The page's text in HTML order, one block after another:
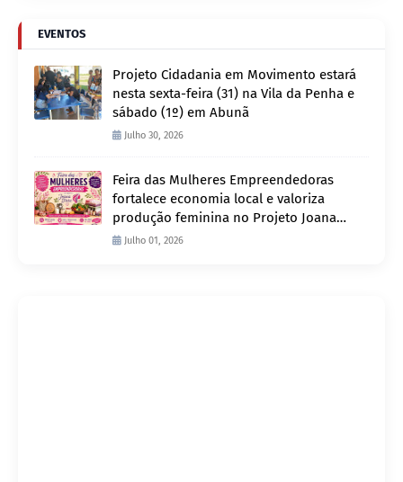
EVENTOS
Projeto Cidadania em Movimento estará
nesta sexta-feira (31) na Vila da Penha e
sábado (1º) em Abunã
Julho 30, 2026
Feira das Mulheres Empreendedoras
fortalece economia local e valoriza
produção feminina no Projeto Joana
D’Arc
Julho 01, 2026